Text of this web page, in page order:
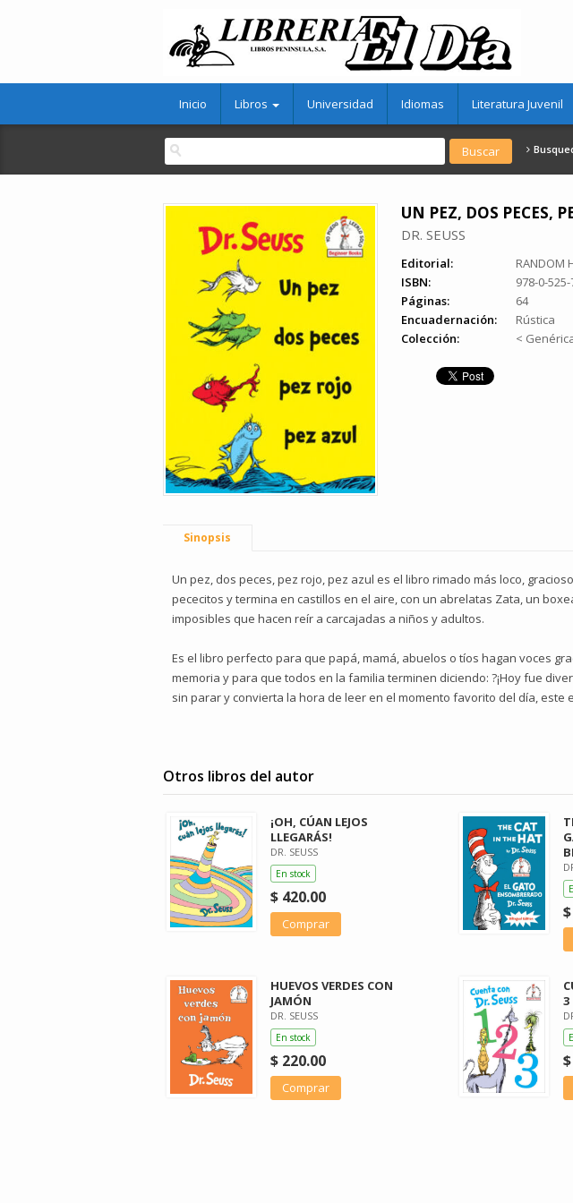
Inicio Libros Universidad Idiomas Literatura Juvenil
UN PEZ, DOS PECES,
DR. SEUSS
Editorial:
RANDOM
ISBN:
978-0-
Páginas:
64
Encuadernación:
Rústica
Colección:
<
Sinopsis
Un pez, dos peces, pez rojo, pez azul es el libro rimado más loco,
pececitos y termina en castillos en el aire, con un abrelatas Zata, un
imposibles que hacen reír a carcajadas a niños y adultos.
Es el libro perfecto para que papá, mamá, abuelos o tíos hagan voces
memoria y para que todos en la familia terminen diciendo: ?¡Hoy fue
sin parar y convierta la hora de leer en el momento favorito del día, este
Otros libros del autor
¡OH, CÚAN LEJOS
LLEGARÁS!
DR. SEUSS
En stock
$ 420.00
Comprar
HUEVOS VERDES CON
JAMÓN
DR. SEUSS
En stock
$ 220.00
Comprar
3